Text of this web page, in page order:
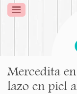
Mercedita
lazo en piel